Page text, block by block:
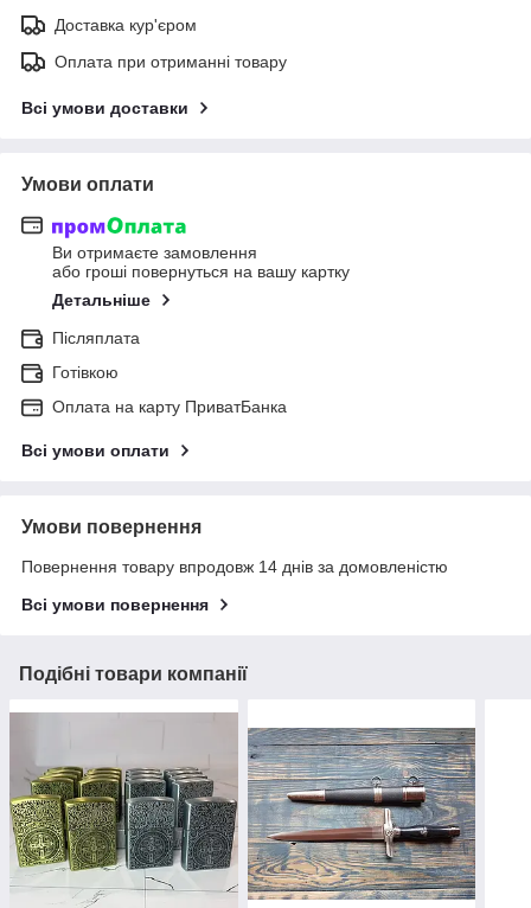
Доставка кур'єром
Оплата при отриманні товару
Всі умови доставки
Умови оплати
Ви отримаєте замовлення
або гроші повернуться на вашу картку
Детальніше
Післяплата
Готівкою
Оплата на карту ПриватБанка
Всі умови оплати
Умови повернення
Повернення товару впродовж 14 днів за домовленістю
Всі умови повернення
Подібні товари компанії